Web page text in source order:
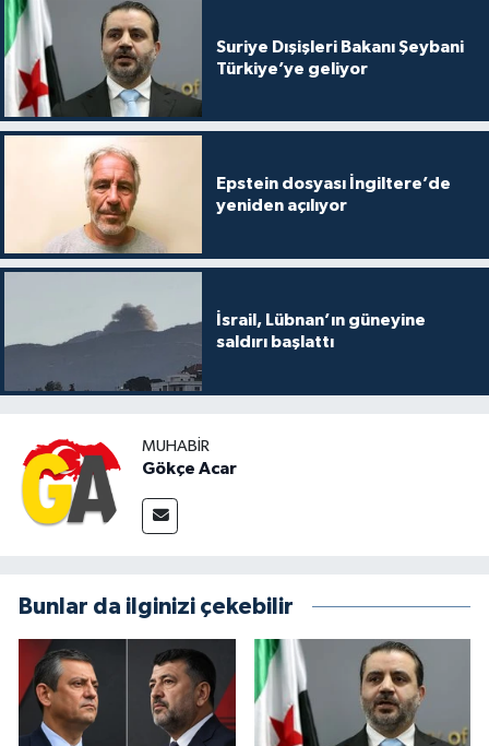
Suriye Dışişleri Bakanı Şeybani
Türkiye’ye geliyor
Epstein dosyası İngiltere’de
yeniden açılıyor
İsrail, Lübnan’ın güneyine
saldırı başlattı
MUHABIR
Gökçe Acar
Bunlar da ilginizi çekebilir